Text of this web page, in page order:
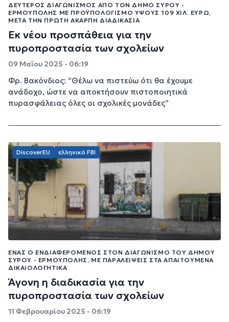
ΔΕΎΤΕΡΟΣ ΔΙΑΓΩΝΙΣΜΌΣ ΑΠΌ ΤΟΝ ΔΉΜΟ ΣΎΡΟΥ -
ΕΡΜΟΎΠΟΛΗΣ ΜΕ ΠΡΟΫΠΟΛΟΓΙΣΜΌ ΎΨΟΥΣ 109 ΧΙΛ. ΕΥΡΏ,
ΜΕΤΆ ΤΗΝ ΠΡΏΤΗ ΆΚΑΡΠΗ ΔΙΑΔΙΚΑΣΊΑ
Εκ νέου προσπάθεια για την
πυροπροστασία των σχολείων
09 Μαΐου 2025 - 06:19
Φρ. Βακόνδιος: “Θέλω να πιστεύω ότι θα έχουμε
ανάδοχο, ώστε να αποκτήσουν πιστοποιητικά
πυρασφάλειας όλες οι σχολικές μονάδες”
DiscoverEU ελληνικό FBI
ΈΝΑΣ Ο ΕΝΔΙΑΦΕΡΌΜΕΝΟΣ ΣΤΟΝ ΔΙΑΓΩΝΙΣΜΌ ΤΟΥ ΔΉΜΟΥ
ΣΎΡΟΥ - ΕΡΜΟΎΠΟΛΗΣ, ΜΕ ΠΑΡΑΛΕΊΨΕΙΣ ΣΤΑ ΑΠΑΙΤΟΎΜΕΝΑ
ΔΙΚΑΙΟΛΟΓΗΤΙΚΆ
Άγονη η διαδικασία για την
πυροπροστασία των σχολείων
11 Φεβρουαρίου 2025 - 06:19